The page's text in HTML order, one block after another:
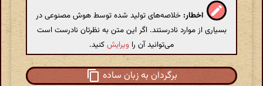
اخطار: خلاصه‌های تولید شده توسط هوش مصنوعی در
بسیاری از موارد نادرستند. اگر این متن به نظرتان نادرست است
می‌توانید آن را ویرایشکنید.
برگردان به زبان ساده